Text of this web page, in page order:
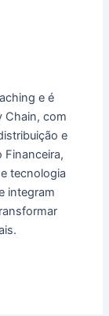
e é
Chain, com
e
Financeira,
tecnologia
integram